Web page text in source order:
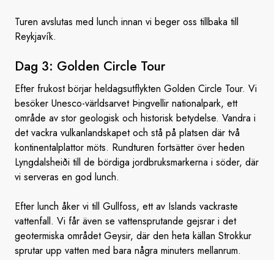
Turen avslutas med lunch innan vi beger oss tillbaka till
Reykjavík.
Dag 3: Golden Circle Tour
Efter frukost börjar heldagsutflykten Golden Circle Tour. Vi
besöker Unesco-världsarvet Þingvellir nationalpark, ett
område av stor geologisk och historisk betydelse. Vandra i
det vackra vulkanlandskapet och stå på platsen där två
kontinentalplattor möts. Rundturen fortsätter över heden
Lyngdalsheiði till de bördiga jordbruksmarkerna i söder, där
vi serveras en god lunch.
Efter lunch åker vi till Gullfoss, ett av Islands vackraste
vattenfall. Vi får även se vattensprutande gejsrar i det
geotermiska området Geysir, där den heta källan Strokkur
sprutar upp vatten med bara några minuters mellanrum.